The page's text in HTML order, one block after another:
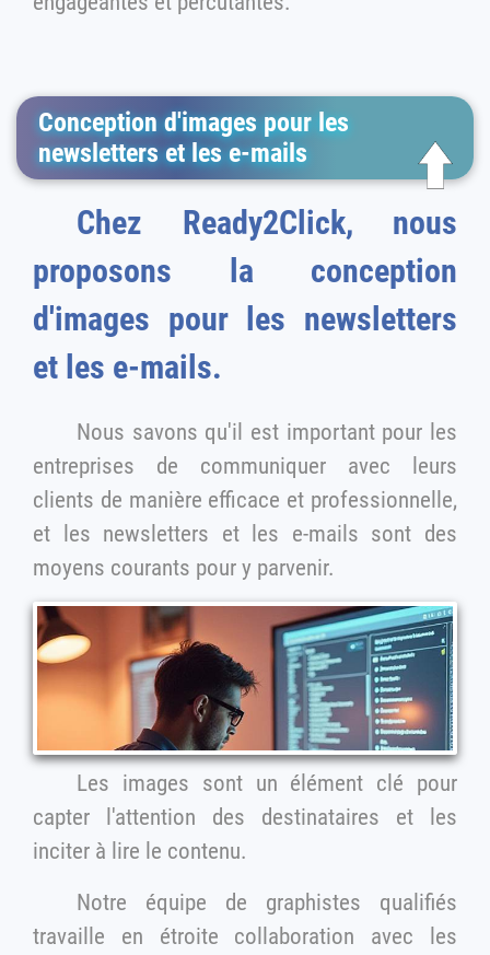
Conception d'images pour les
newsletters et les e-mails
Chez Ready2Click, nous
proposons la conception
d'images pour les newsletters
et les e-mails.
Nous savons qu'il est important pour les
entreprises de communiquer avec leurs
clients de manière efficace et professionnelle,
et les newsletters et les e-mails sont des
moyens courants pour y parvenir.
Les images sont un élément clé pour
capter l'attention des destinataires et les
inciter à lire le contenu.
Notre équipe de graphistes qualifiés
travaille en étroite collaboration avec les